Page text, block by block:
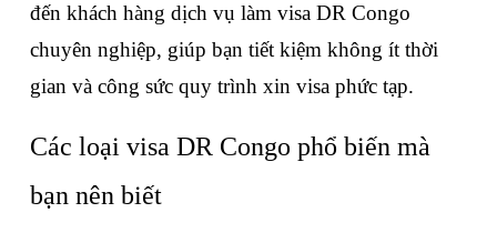
đến khách hàng dịch vụ làm visa DR Congo
chuyên nghiệp, giúp bạn tiết kiệm không ít thời
gian và công sức quy trình xin visa phức tạp.
Các loại visa DR Congo phổ biến mà
bạn nên biết